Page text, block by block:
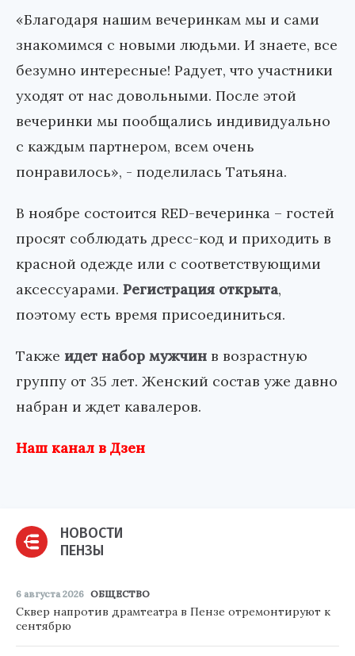
«Благодаря нашим вечеринкам мы и сами
знакомимся с новыми людьми. И знаете, все
безумно интересные! Радует, что участники
уходят от нас довольными. После этой
вечеринки мы пообщались индивидуально
с каждым партнером, всем очень
понравилось», - поделилась Татьяна.
В ноябре состоится RED-вечеринка – гостей
просят соблюдать дресс-код и приходить в
красной одежде или с соответствующими
аксессуарами. Регистрация открыта,
поэтому есть время присоединиться.
Также идет набор мужчин в возрастную
группу от 35 лет. Женский состав уже давно
набран и ждет кавалеров.
Наш канал в Дзен
НОВОСТИ
ПЕНЗЫ
6 августа 2026 ОБЩЕСТВО
Сквер напротив драмтеатра в Пензе отремонтируют к
сентябрю